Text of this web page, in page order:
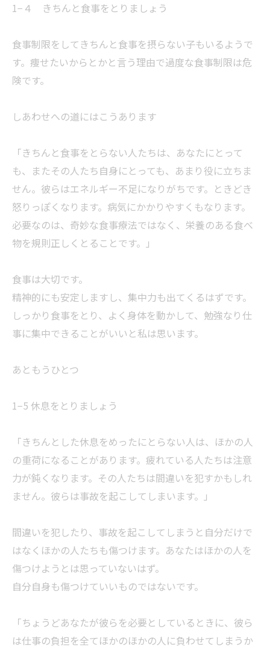
1−４ きちんと食事をとりましょう
食事制限をしてきちんと食事を摂らない子もいるようで
す。痩せたいからとかと言う理由で過度な食事制限は危
険です。
しあわせへの道にはこうあります
「きちんと食事をとらない人たちは、あなたにとって
も、またその人たち自身にとっても、あまり役に立ちま
せん。彼らはエネルギー不足になりがちです。ときどき
怒りっぽくなります。病気にかかりやすくもなります。
必要なのは、奇妙な食事療法ではなく、栄養のある食べ
物を規則正しくとることです。」
食事は大切です。
精神的にも安定しますし、集中力も出てくるはずです。
しっかり食事をとり、よく身体を動かして、勉強なり仕
事に集中できることがいいと私は思います。
あともうひとつ
1−5 休息をとりましょう
「きちんとした休息をめったにとらない人は、ほかの人
の重荷になることがあります。疲れている人たちは注意
力が鈍くなります。その人たちは間違いを犯すかもしれ
ません。彼らは事故を起こしてしまいます。」
間違いを犯したり、事故を起こしてしまうと自分だけで
はなくほかの人たちも傷つけます。あなたはほかの人を
傷つけようとは思っていないはず。
自分自身も傷つけていいものではないです。
「ちょうどあなたが彼らを必要としているときに、彼ら
は仕事の負担を全てほかのほかの人に負わせてしまうか